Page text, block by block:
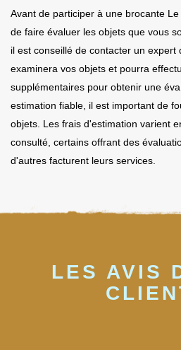
Avant de participer à une brocante
de faire évaluer les objets que vous
il est conseillé de contacter un expert
examinera vos objets et pourra
supplémentaires pour obtenir une
estimation fiable, il est important de
objets. Les frais d'estimation varient
consulté, certains offrant des
d'autres facturent leurs services.
LES AVIS